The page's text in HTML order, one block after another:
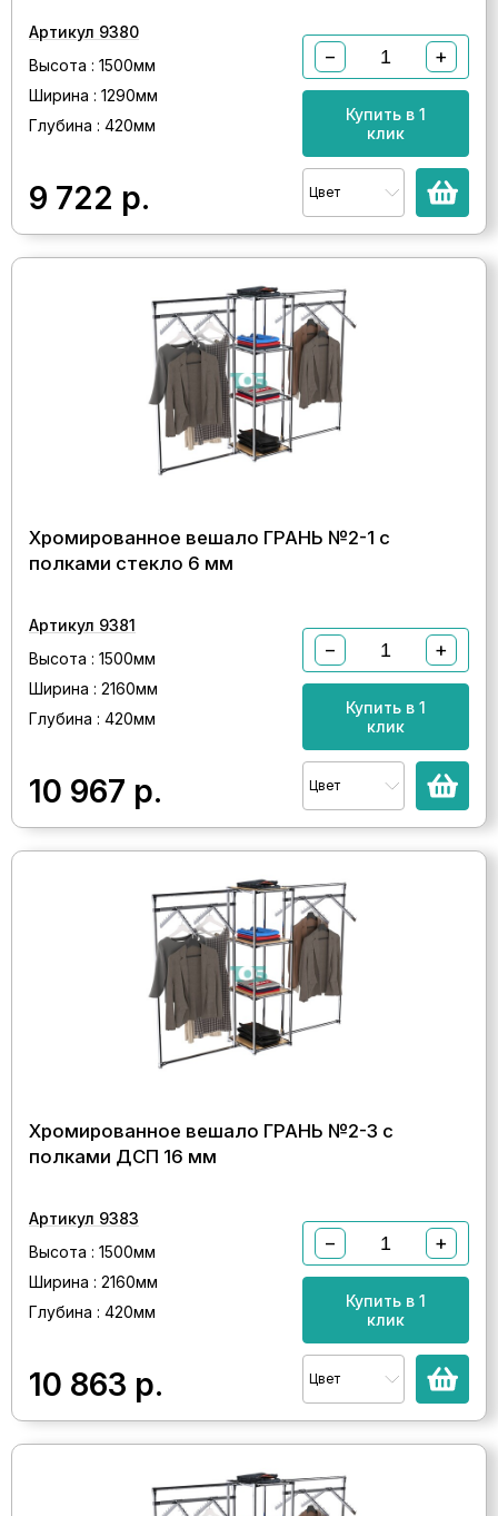
Артикул 9380
Высота : 1500мм
Ширина : 1290мм
Глубина : 420мм
9 722 р.
− +
Купить в 1
клик
Цвет
Хромированное вешало ГРАНЬ №2-1 с
полками стекло 6 мм
Артикул 9381
Высота : 1500мм
Ширина : 2160мм
Глубина : 420мм
10 967 р.
− +
Купить в 1
клик
Цвет
Хромированное вешало ГРАНЬ №2-3 с
полками ДСП 16 мм
Артикул 9383
Высота : 1500мм
Ширина : 2160мм
Глубина : 420мм
10 863 р.
− +
Купить в 1
клик
Цвет